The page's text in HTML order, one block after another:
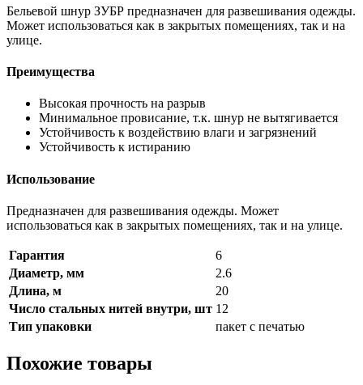
Бельевой шнур ЗУБР предназначен для развешивания одежды.
Может использоваться как в закрытых помещениях, так и на
улице.
Преимущества
Высокая прочность на разрыв
Минимальное провисание, т.к. шнур не вытягивается
Устойчивость к воздействию влаги и загрязнений
Устойчивость к истиранию
Использование
Предназначен для развешивания одежды. Может
использоваться как в закрытых помещениях, так и на улице.
Гарантия
6
Диаметр, мм
2.6
Длина, м
20
Число стальных нитей внутри, шт 12
Тип упаковки
пакет с печатью
Похожие товары